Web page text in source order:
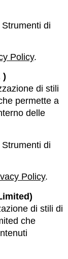
di
Policy.
)
di stili
permette a
delle
di
Policy.
di stili di
che